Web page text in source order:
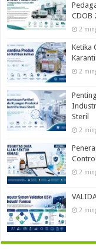
CDOB
2
Ketika
2
Steril
2
2
2